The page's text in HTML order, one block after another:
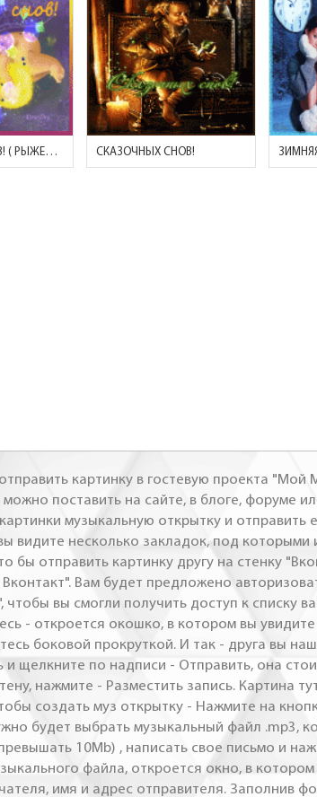
РАДУЖНЫХ СНОВ! ( РЫЖЕВОЛОСАЯ ДЕВОЧКА, КОТ И РЫБКИ) СКАЗОЧНЫХ СНОВ!
картинку в гостевую проекта "Мой
можно поставить на сайте, в блоге, форуме
музыкальную открытку и отправить
видите несколько закладок, под которыми
бы отправить картинку другу на стенку
Вам будет предложено
чтобы вы смогли получить доступ к списку
- откроется окошко, в котором вы
боковой прокруткой. И так - друга вы
и щелкните по надписи - Отправить, она
нажмите - Разместить запись. Картина
создать муз открытку - Нажмите на
будет выбрать музыкальный файл .mp3,
10Mb) , написать свое письмо и
файла, откроется окно, в
имя и адрес отправителя. Заполнив